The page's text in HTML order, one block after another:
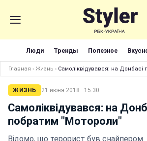
Люди Тренды Полезное
Главная › Жизнь › Самоліквідувався: на
ЖИЗНЬ 21 июня 2018 · 15:30
Самоліквідувався: на
побратим "Мотороли"
Відомо, що терорист був снайпером